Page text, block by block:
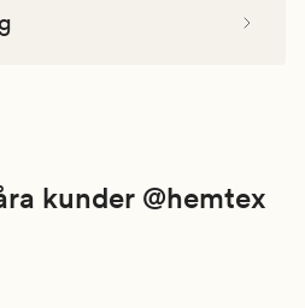
kunder @hemtex